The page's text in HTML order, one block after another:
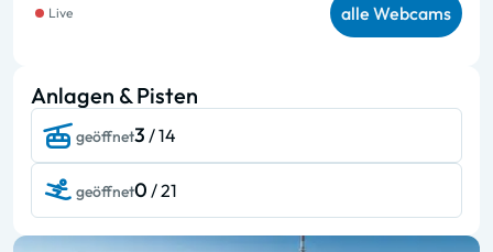
Live alle Webcams
Anlagen & Pisten
geöffnet3 / 14
geöffnet0 / 21